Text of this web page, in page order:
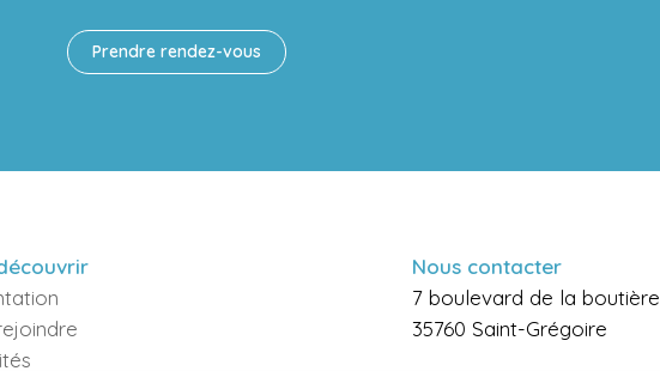
Prendre rendez-vous
Nous contacter
7 boulevard de la boutière
35760 Saint-Grégoire